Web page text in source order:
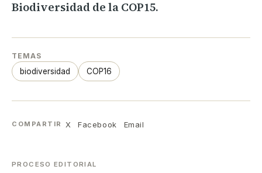
Biodiversidad de la COP15.
TEMAS
biodiversidad COP16
COMPARTIR X Facebook Email
PROCESO EDITORIAL